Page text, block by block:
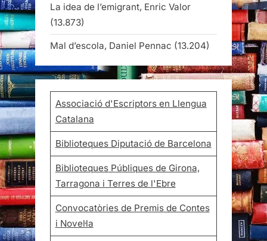
La idea de l’emigrant, Enric Valor
(13.873)
Mal d’escola, Daniel Pennac (13.204)
Associació d'Escriptors en Llengua
Catalana
Biblioteques Diputació de Barcelona
Biblioteques Públiques de Girona,
Tarragona i Terres de l'Ebre
Convocatòries de Premis de Contes
i Novel·la